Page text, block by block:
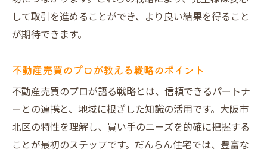
して取引を進めることができ、より良い結果を得ること
が期待できます。
不動産売買のプロが教える戦略のポイント
不動産売買のプロが語る戦略とは、信頼できるパートナ
ーとの連携と、地域に根ざした知識の活用です。大阪市
北区の特性を理解し、買い手のニーズを的確に把握する
ことが最初のステップです。だんらん住宅では、豊富な